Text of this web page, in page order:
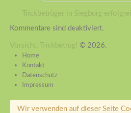
Trickbetrüger in Siegburg
Kommentare sind deaktiviert.
Vorsicht, Trickbetrug! © 2026.
Home
Kontakt
Datenschutz
Impressum
Wir verwenden auf dieser Seite